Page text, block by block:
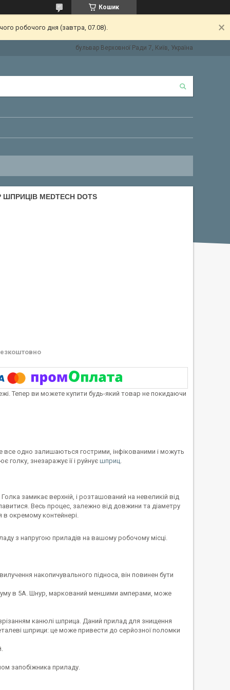
Кошик
робочого дня (завтра, 07.08).
бульвар Верховної Ради 7, Київ, Україна
MEDTECH DOTS
Тепер ви можете купити будь-який товар не покидаючи
все одно залишаються гострими, інфікованими і можуть
голку, знезаражує її і руйнує шприц.
замикає верхній, і розташований на невеликій від
Весь процес, залежно від довжини та діаметру
в окремому контейнері.
з напругою приладів на вашому робочому місці.
накопичувального підноса, він повинен бути
в 5А. Шнур, маркований меншими амперами, може
канюлі шприца. Даний прилад для знищення
шприци: це може привести до серйозної поломки
запобіжника приладу.